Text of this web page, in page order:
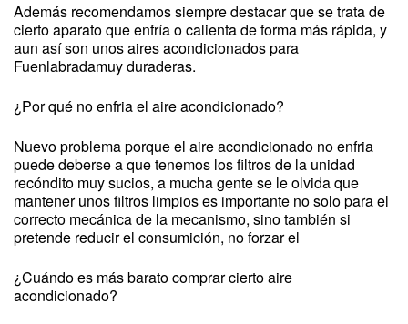
Además recomendamos siempre destacar que se trata de
cierto aparato que enfría o calienta de forma más rápida, y
aun así son unos aires acondicionados para
Fuenlabradamuy duraderas.
¿Por qué no enfria el aire acondicionado?
Nuevo problema porque el aire acondicionado no enfria
puede deberse a que tenemos los filtros de la unidad
recóndito muy sucios, a mucha gente se le olvida que
mantener unos filtros limpios es importante no solo para el
correcto mecánica de la mecanismo, sino también si
pretende reducir el consumición, no forzar el
¿Cuándo es más barato comprar cierto aire
acondicionado?